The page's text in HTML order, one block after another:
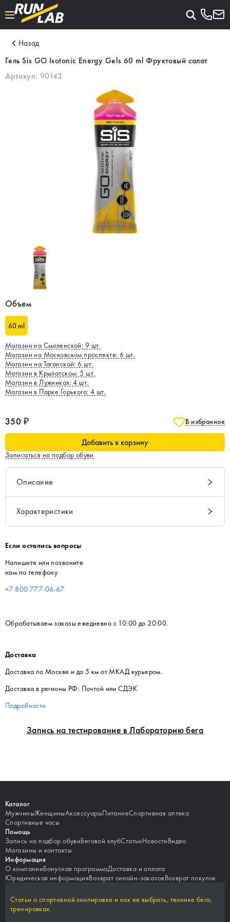
Назад
Гель Sis GO Isotonic Energy Gels 60 ml Фруктовый салат
Артикул: 90143
Запись на тестирование в Лабораторию бега
Объем
60 ml
Магазин на Смоленской: 9 шт.
Магазин на Московском проспекте: 6 шт.
Магазин на Таганской:6 шт.
Магазин в Крылатском:5 шт.
Магазин в Лужниках:4 шт.
Магазин в Парке Горького: 4 шт.
350 ₽ В избранное
Добавить в корзину
Записаться на подбор обуви
Описание
Характеристики
Если остались вопросы
Напишите или позвоните
нам по телефону
+7 800 777-06-67
Обрабатываем заказы ежедневно с 10:00 до 20:00.
Доставка
Доставка по Москве и до 5 км от МКАД курьером.
Доставка в регионы РФ: Почтой или СДЭК
Подробности
Каталог
МужчиныЖенщиныАксессуарыПитаниеСпортивная аптека
Спортивные часы
Помощь
Запись на подбор обувиБеговой клубСтатьиНовостиВидео
Магазины и контакты
Информация
О компанииБонусная программаДоставка и оплата
Юридическая информацияВозврат онлайн-заказовВозврат покупок
Статьи о спортивной экипировке и как ее выбрать, технике бега,
тренировках.